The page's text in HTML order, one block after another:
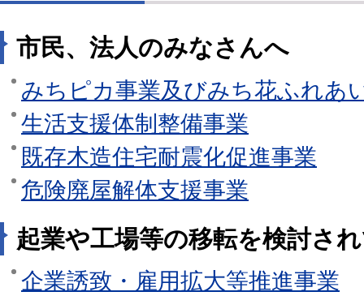
市民、法人のみなさんへ
みちピカ事業及びみち花ふれあ
生活支援体制整備事業
既存木造住宅耐震化促進事業
危険廃屋解体支援事業
起業や工場等の移転を検討さ
企業誘致・雇用拡大等推進事業